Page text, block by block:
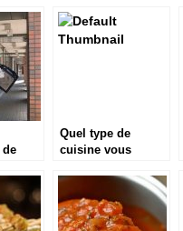
Quel type de
cuisine vous